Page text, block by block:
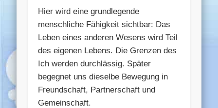
Hier wird eine grundlegende
menschliche Fähigkeit sichtbar: Das
Leben eines anderen Wesens wird Teil
des eigenen Lebens. Die Grenzen des
Ich werden durchlässig. Später
begegnet uns dieselbe Bewegung in
Freundschaft, Partnerschaft und
Gemeinschaft.